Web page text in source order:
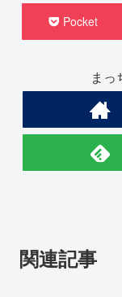
Pocket
まっ
関連記事